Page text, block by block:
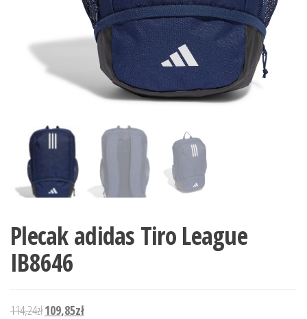
Plecak adidas Tiro League
IB8646
114,24złPierwotna cena wynosiła: 114,24zł.
109,85złAktualna cena wynosi: 109,85zł.